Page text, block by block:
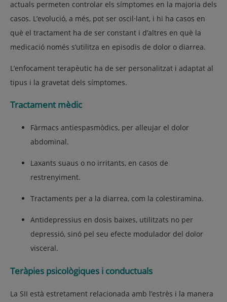
actuals permeten controlar els símptomes en la majoria dels
casos. L’evolució, a més, pot ser oscil·lant, i hi ha casos en
què el tractament ha de ser constant i d’altres en què la
medicació només s’utilitza en episodis de dolor o diarrea.
L’enfocament terapèutic ha de ser personalitzat i adaptat al
tipus i la gravetat dels símptomes.
Tractament mèdic
Fàrmacs antiespasmòdics, per alleujar el dolor
abdominal.
Laxants suaus o no irritants, en casos de
restrenyiment.
Tractaments per a la diarrea, com la colestiramina.
Antidepressius en dosis baixes, utilitzats no per
depressió, sinó pel seu efecte modulador del dolor
visceral.
Teràpies psicològiques i conductuals
La SII està estretament relacionada amb l’estrès i la manera